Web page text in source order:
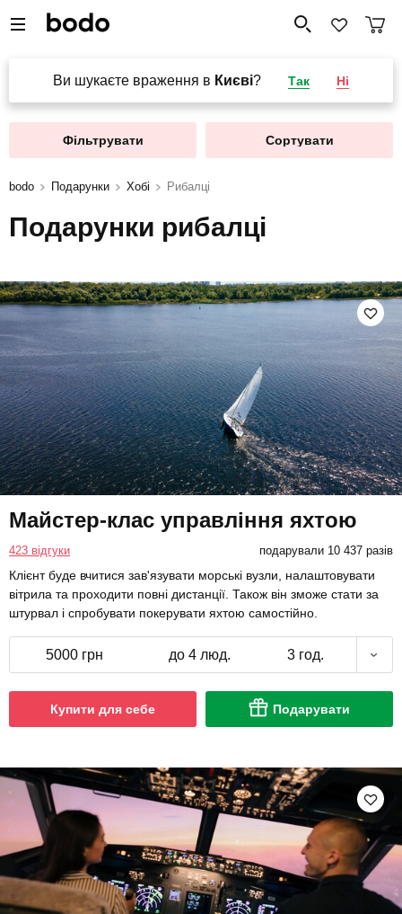
Ви шукаєте враження в Києві? Так Ні
Фільтрувати Сортувати
bodo Подарунки Хобі Рибалці
Подарунки рибалці
Майстер-клас управління яхтою
423 відгуки подарували 10 437 разів
Клієнт буде вчитися зав'язувати морські вузли, налаштовувати
вітрила та проходити повні дистанції. Також він зможе стати за
штурвал і спробувати покерувати яхтою самостійно.
5000 грн до 4 люд. 3 год.
Купити для себе Подарувати